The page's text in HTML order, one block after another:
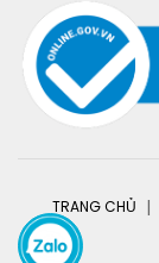
TRANG CHỦ